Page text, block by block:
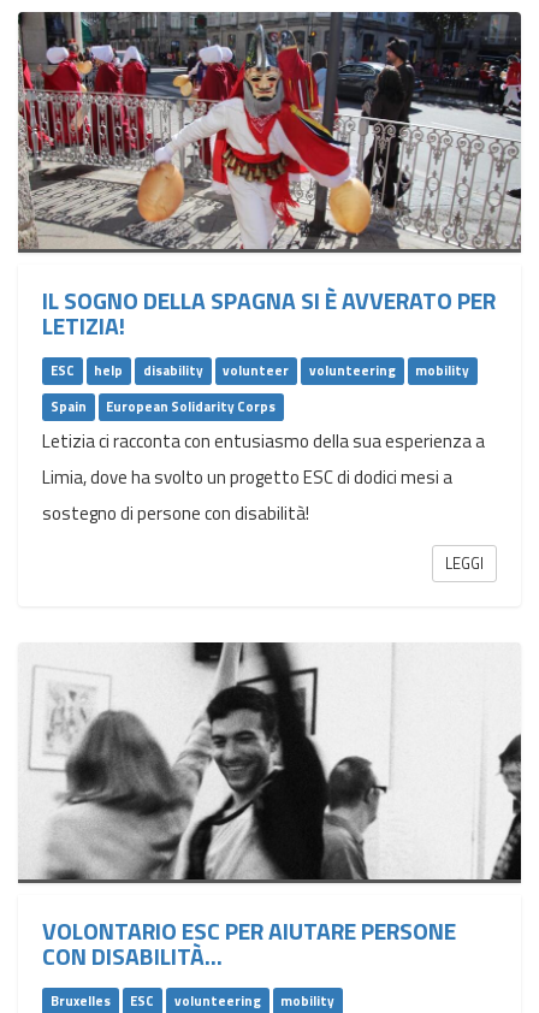
IL SOGNO DELLA SPAGNA SI È AVVERATO PER
LETIZIA!
ESC help disability volunteer volunteering
mobility
Spain
European Solidarity Corps
Letizia ci racconta con entusiasmo della sua esperienza a
Limia, dove ha svolto un progetto ESC di dodici mesi a
sostegno di persone con disabilità!
LEGGI
VOLONTARIO ESC PER AIUTARE PERSONE
CON DISABILITÀ...
Bruxelles ESC volunteering
mobility